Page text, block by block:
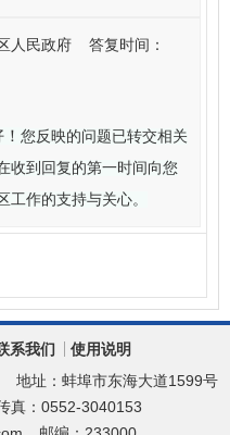
人民政府 答复时间：
您反映的问题已转交相关
收到回复的第一时间向您
工作的支持与关心。
系我们
使用说明
地址：蚌埠市东海大道1599号
真：0552-3040153